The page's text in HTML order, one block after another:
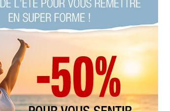
à 14h,
blog et
ARCHIVES